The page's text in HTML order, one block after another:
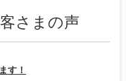
さまの声
す！